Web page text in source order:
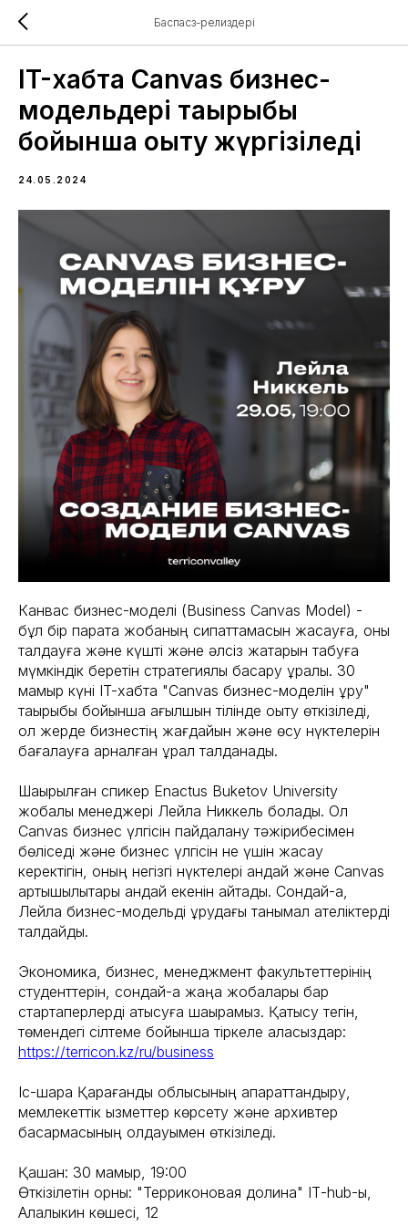
Баспасөз-релиздері
IT-хабта Сanvas бизнес-
модельдері тақырыбы
бойынша оқыту жүргізіледі
24.05.2024
Канвас бизнес-моделі (Business Canvas Model) -
бұл бір парақта жобаның сипаттамасын жасауға, оны
талдауға және күшті және әлсіз жақтарын табуға
мүмкіндік беретін стратегиялық басқару құралы. 30
мамыр күні IT-хабта "Canvas бизнес-моделін құру"
тақырыбы бойынша ағылшын тілінде оқыту өткізіледі,
ол жерде бизнестің жағдайын және өсу нүктелерін
бағалауға арналған құрал талданады.
Шақырылған спикер Enactus Buketov University
жобалық менеджері Лейла Никкель болады. Ол
Canvas бизнес үлгісін пайдалану тәжірибесімен
бөліседі және бизнес үлгісін не үшін жасау
керектігін, оның негізгі нүктелері қандай және Canvas
артықшылықтары қандай екенін айтады. Сондай-ақ,
Лейла бизнес-модельді құрудағы танымал қателіктерді
талдайды.
Экономика, бизнес, менеджмент факультеттерінің
студенттерін, сондай-ақ жаңа жобалары бар
стартаперлерді қатысуға шақырамыз. Қатысу тегін,
төмендегі сілтеме бойынша тіркеле аласыздар:
https://terricon.kz/ru/business
Іс-шара Қарағанды облысының ақпараттандыру,
мемлекеттік қызметтер көрсету және архивтер
басқармасының қолдауымен өткізіледі.
Қашан: 30 мамыр, 19:00
Өткізілетін орны: "Терриконовая долина" ІТ-hub-ы,
Алалыкин көшесі, 12